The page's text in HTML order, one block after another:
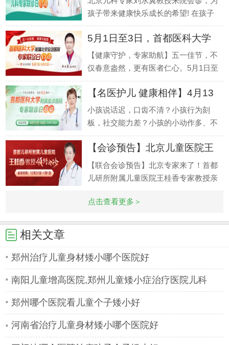
孩子带来健康快乐成长的希望! 在孩子
的生长发育过程中，家长们常常会遇到
各种困扰
5月1日至3日，首都医科大学
附属北
【健康守护，专家助航】五一佳节，不
仅春意盎然，更有医者仁心。5月1日至
3日，我院特邀首都医科大学附属北京
安定医院专
【名医护儿 健康相伴】4月13
日-
小孩说话迟，口齿不清？小孩行为刻
板，社交能力差？小孩的小动作多、不
能静、学习不好？一个孩子，眼睛眨个
不停，还会
【会诊预告】北京儿童医院王
桂香
【联合会诊预告】北京专家来了！首都
儿研所附属儿童医院王桂香专家教授亲
长求医求
点击查看更多＞
相关文章
郑州治疗儿童身材矮小哪个医院好
南阳儿童增高医院,郑州儿童矮小症治疗医院儿科
郑州哪个医院看儿童个子矮小好
河南省治疗儿童身材矮小哪个医院好